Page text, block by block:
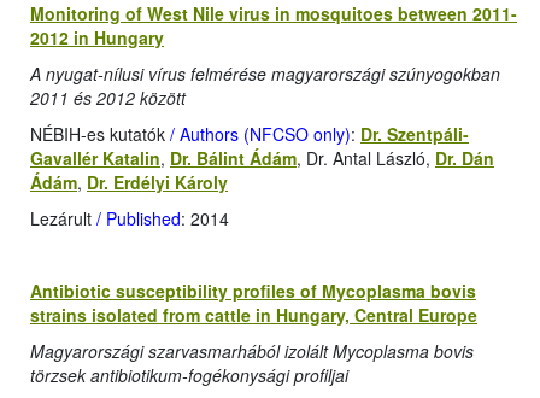
Monitoring of West Nile virus in mosquitoes between 2011-
2012 in Hungary
A nyugat-nílusi vírus felmérése magyarországi szúnyogokban
2011 és 2012 között
NÉBIH-es kutatók / Authors (NFCSO only): Dr. Szentpáli-
Gavallér Katalin, Dr. Bálint Ádám, Dr. Antal László, Dr. Dán
Ádám, Dr. Erdélyi Károly
Lezárult / Published: 2014
Antibiotic susceptibility profiles of Mycoplasma bovis
strains isolated from cattle in Hungary, Central Europe
Magyarországi szarvasmarhából izolált Mycoplasma bovis
törzsek antibiotikum-fogékonysági profiljai